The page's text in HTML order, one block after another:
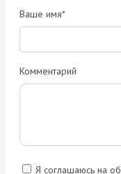
Ваше имя*
Комментарий
Я соглашаюсь на